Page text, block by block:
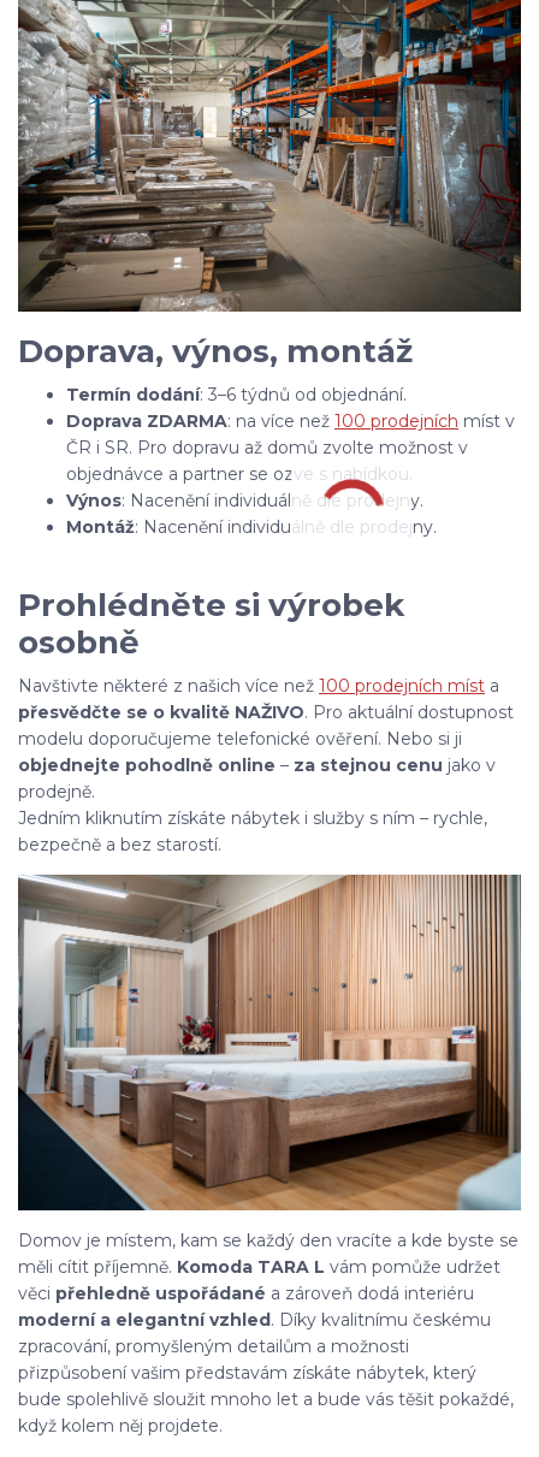
Doprava, výnos, montáž
Termín dodání: 3–6 týdnů od objednání.
Doprava ZDARMA: na více než 100 prodejních míst v
ČR i SR. Pro dopravu až domů zvolte možnost v
objednávce a partner se ozve s nabídkou.
Výnos: Nacenění individuálně dle prodejny.
Montáž: Nacenění individuálně dle prodejny.
Prohlédněte si výrobek
osobně
Navštivte některé z našich více než 100 prodejních míst a
přesvědčte se o kvalitě NAŽIVO. Pro aktuální dostupnost
modelu doporučujeme telefonické ověření. Nebo si ji
objednejte pohodlně online – za stejnou cenu jako v
prodejně.
Jedním kliknutím získáte nábytek i služby s ním – rychle,
bezpečně a bez starostí.
Domov je místem, kam se každý den vracíte a kde byste se
měli cítit příjemně. Komoda TARA L vám pomůže udržet
věci přehledně uspořádané a zároveň dodá interiéru
moderní a elegantní vzhled. Díky kvalitnímu českému
zpracování, promyšleným detailům a možnosti
přizpůsobení vašim představám získáte nábytek, který
bude spolehlivě sloužit mnoho let a bude vás těšit pokaždé,
když kolem něj projdete.